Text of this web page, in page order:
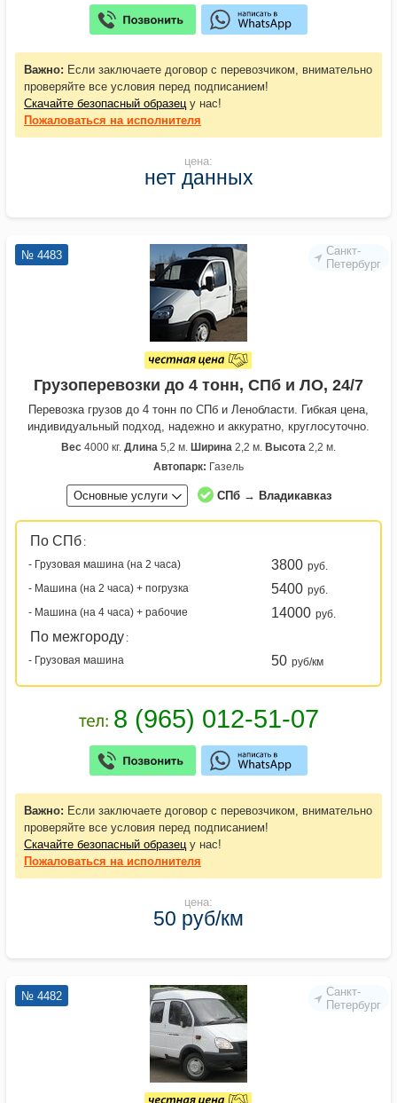
Важно: Если заключаете договор с перевозчиком, внимательно
проверяйте все условия перед подписанием!
Скачайте безопасный образецу нас!
Пожаловаться на исполнителя
цена:
нет данных
Санкт-
Петербург
№ 4483
Грузоперевозки до 4 тонн, СПб и ЛО, 24/7
Перевозка грузов до 4 тонн по СПб и Ленобласти. Гибкая цена,
индивидуальный подход, надежно и аккуратно, круглосуточно.
Вес 4000 кг. Длина 5,2 м. Ширина 2,2 м. Высота 2,2 м.
Автопарк: Газель
Основные услуги СПб → Владикавказ
По СПб :
- Грузовая машина (на 2 часа)
3800 руб.
- Машина (на 2 часа) + погрузка
5400 руб.
- Машина (на 4 часа) + рабочие
14000 руб.
По межгороду :
- Грузовая машина
50 руб/км
Важно: Если заключаете договор с перевозчиком, внимательно
проверяйте все условия перед подписанием!
Скачайте безопасный образец у нас!
Пожаловаться на исполнителя
цена:
50 руб/км
Санкт-
Петербург
№ 4482